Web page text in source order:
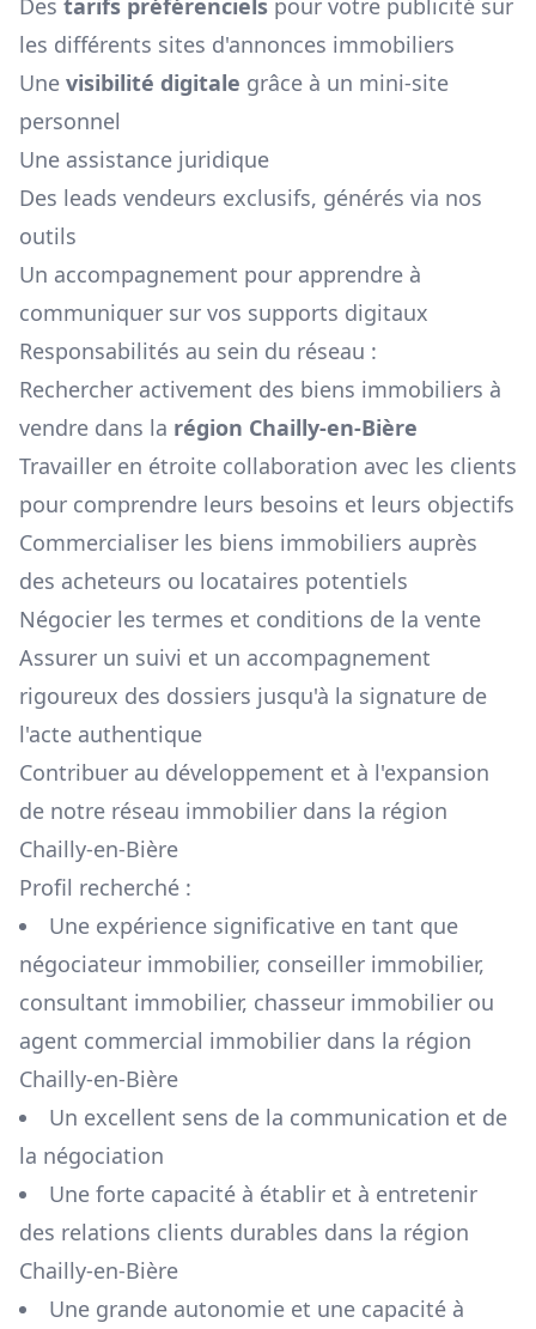
Des tarifs préférenciels pour votre publicité sur
les différents sites d'annonces immobiliers
Une visibilité digitale grâce à un mini-site
personnel
Une assistance juridique
Des leads vendeurs exclusifs, générés via nos
outils
Un accompagnement pour apprendre à
communiquer sur vos supports digitaux
Responsabilités au sein du réseau :
Rechercher activement des biens immobiliers à
vendre dans la région Chailly-en-Bière
Travailler en étroite collaboration avec les clients
pour comprendre leurs besoins et leurs objectifs
Commercialiser les biens immobiliers auprès
des acheteurs ou locataires potentiels
Négocier les termes et conditions de la vente
Assurer un suivi et un accompagnement
rigoureux des dossiers jusqu'à la signature de
l'acte authentique
Contribuer au développement et à l'expansion
de notre réseau immobilier dans la région
Chailly-en-Bière
Profil recherché :
Une expérience significative en tant que
négociateur immobilier, conseiller immobilier,
consultant immobilier, chasseur immobilier ou
agent commercial immobilier dans la région
Chailly-en-Bière
Un excellent sens de la communication et de
la négociation
Une forte capacité à établir et à entretenir
des relations clients durables dans la région
Chailly-en-Bière
Une grande autonomie et une capacité à